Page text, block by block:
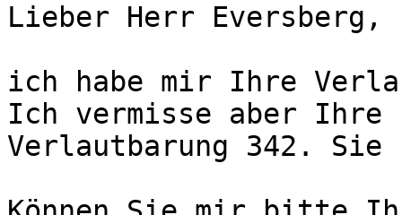
Lieber Herr Eversberg,
ich habe mir Ihre
Ich vermisse aber Ihre
Verlautbarung 342.